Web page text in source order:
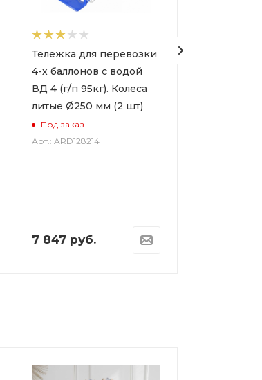
Тележка для перевозки
4-х баллонов с водой
ВД 4 (г/п 95кг). Колеса
литые Ø250 мм (2 шт)
Под заказ
Арт.: ARD128214
7 847 руб.